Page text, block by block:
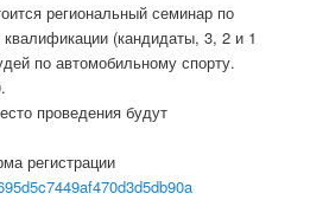
региональный семинар по
(кандидаты, 3, 2 и 1
по автомобильному спорту.
проведения будут
регистрации